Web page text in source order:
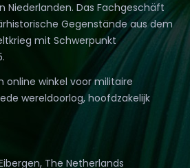
Niederlanden. Das Fachgeschäft
Gegenstände aus dem
mit Schwerpunkt
online winkel voor militaire
wereldoorlog, hoofdzakelijk
The Netherlands